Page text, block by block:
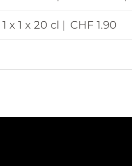
1 x 1 x 20 cl | CHF 1.90